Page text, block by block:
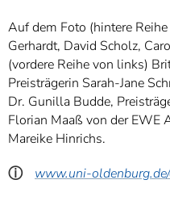
Auf dem Foto (hintere
Gerhardt, David Scholz,
(vordere Reihe von links)
Preisträgerin Sarah-Jane
Dr. Gunilla Budde,
Florian Maaß von der EWE
Mareike Hinrichs.
ⓘ www.uni-